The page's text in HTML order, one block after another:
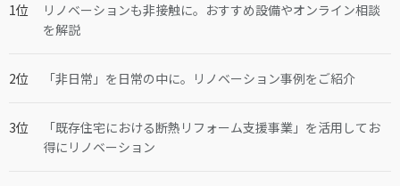
リノベーションも非接触に。おすすめ設備やオンライン相談
を解説
「非日常」を日常の中に。リノベーション事例をご紹介
「既存住宅における断熱リフォーム支援事業」を活用してお
得にリノベーション